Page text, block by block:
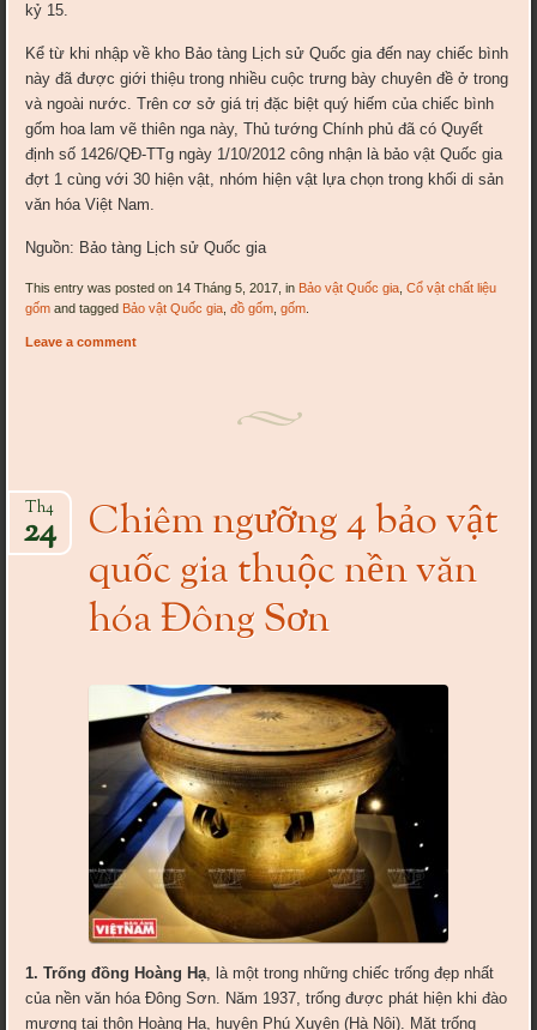
kỷ 15.
Kể từ khi nhập về kho Bảo tàng Lịch sử Quốc gia đến nay chiếc bình
này đã được giới thiệu trong nhiều cuộc trưng bày chuyên đề ở trong
và ngoài nước. Trên cơ sở giá trị đặc biệt quý hiếm của chiếc bình
gốm hoa lam vẽ thiên nga này, Thủ tướng Chính phủ đã có Quyết
định số 1426/QĐ-TTg ngày 1/10/2012 công nhận là bảo vật Quốc gia
đợt 1 cùng với 30 hiện vật, nhóm hiện vật lựa chọn trong khối di sản
văn hóa Việt Nam.
Nguồn: Bảo tàng Lịch sử Quốc gia
This entry was posted on 14 Tháng 5, 2017, in Bảo vật Quốc gia ,Cổ vật chất liệu
gốm and tagged Bảo vật Quốc gia ,đồ gốm ,gốm
Leave a comment
Chiêm ngưỡng 4 bảo vật
quốc gia thuộc nền văn
hóa Đông Sơn
Th4
24
1. Trống đồng Hoàng Hạ , là một trong những chiếc trống đẹp nhất
của nền văn hóa Đông Sơn. Năm 1937, trống được phát hiện khi đào
mương tại thôn Hoàng Hạ, huyện Phú Xuyên (Hà Nội). Mặt trống